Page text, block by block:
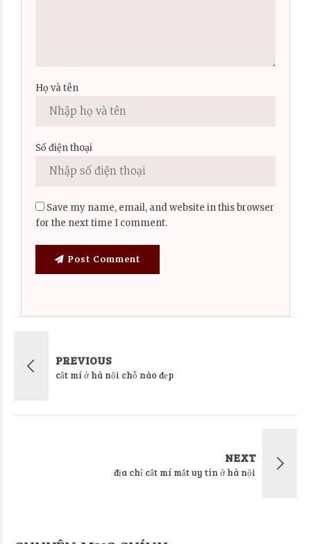
Họ và tên
Số điện thoại
Save my name, email, and website in this browser
for the next time I comment.
Post Comment
PREVIOUS
cắt mí ở hà nội chỗ nào đẹp
NEXT
địa chỉ cắt mí mắt uy tín ở hà nội